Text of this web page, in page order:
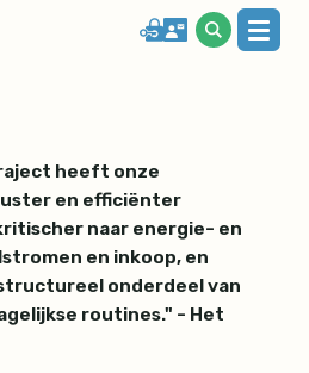
heeft onze
en efficiënter
naar energie- en
en inkoop, en
onderdeel van
routines." - Het